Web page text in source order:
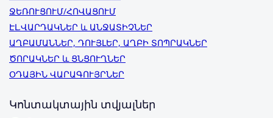
ՋԵՌՈՒՑՈՒՄ/ՀՈՎԱՑՈՒՄ
ԷԼ.ՎԱՐԴԱԿՆԵՐ և ԱՆՋԱՏԻՉՆԵՐ
ԱՂԲԱՄԱՆՆԵՐ, ԴՈՒՅԼԵՐ, ԱՂԲԻ ՏՈՊՐԱԿՆԵՐ
ԾՈՐԱԿՆԵՐ և ՑՆՑՈՒՂՆԵՐ
ՕԴԱՅԻՆ ՎԱՐԱԳՈՒՅՐՆԵՐ
Կոնտակտային տվյալներ